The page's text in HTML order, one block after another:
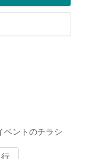
ベントのチラシ